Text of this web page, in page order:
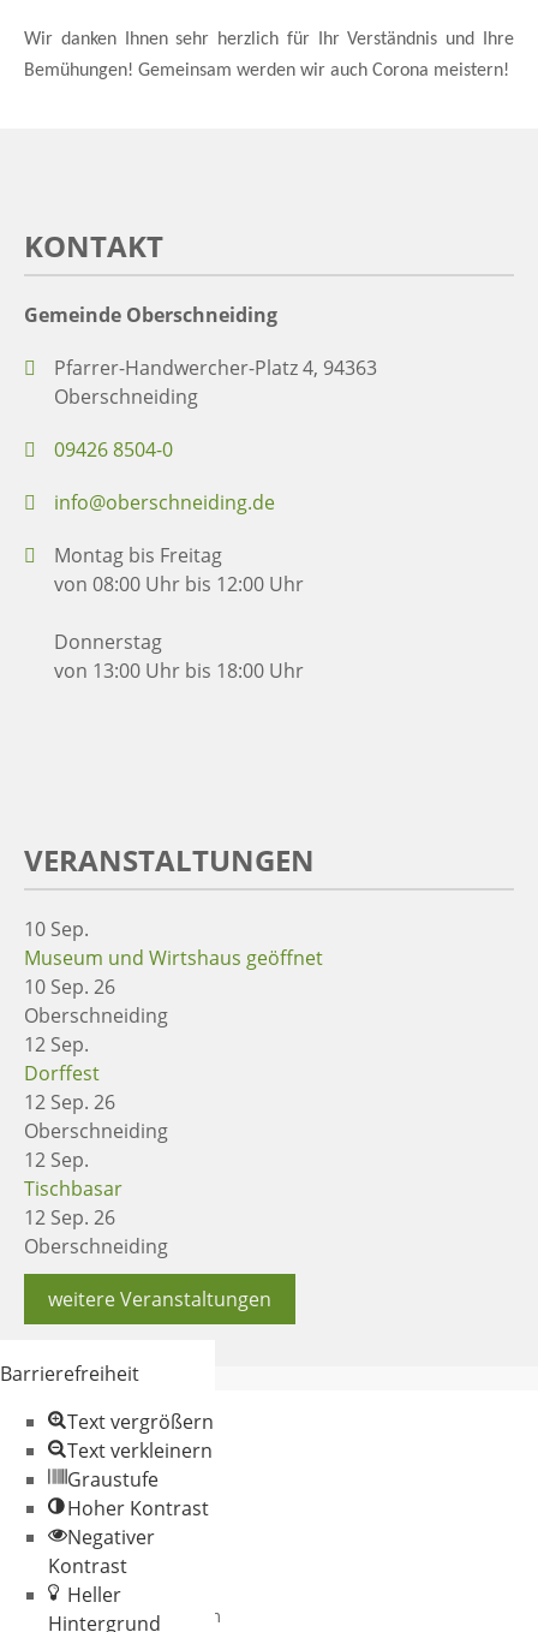
Wir danken Ihnen sehr herzlich für Ihr Verständnis und Ihre
Bemühungen! Gemeinsam werden wir auch Corona meistern!
KONTAKT
Gemeinde Oberschneiding
Pfarrer-Handwercher-Platz 4, 94363
Oberschneiding
09426 8504-0
info@oberschneiding.de
Montag bis Freitag
von 08:00 Uhr bis 12:00 Uhr
Donnerstag
von 13:00 Uhr bis 18:00 Uhr
VERANSTALTUNGEN
10 Sep.
Museum und Wirtshaus geöffnet
10 Sep. 26
Oberschneiding
12 Sep.
Dorffest
12 Sep. 26
Oberschneiding
12 Sep.
Tischbasar
12 Sep. 26
Oberschneiding
weitere Veranstaltungen
© 2026 Gemeinde
Oberschneiding
Datenschutz
Impressum
Barrierefreiheit
Text vergrößern
Text verkleinern
Graustufe
Hoher Kontrast
Negativer
Kontrast
Heller
Hintergrund